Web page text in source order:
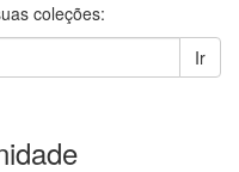
coleções:
Ir